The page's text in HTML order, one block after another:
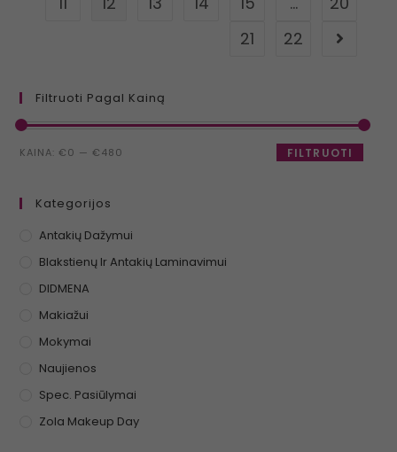
21
22
Filtruoti Pagal Kainą
FILTRUOTI
KAINA: €0 — €480
Kategorijos
Antakių Dažymui
Blakstienų Ir Antakių Laminavimui
DIDMENA
Makiažui
Mokymai
Naujienos
Spec. Pasiūlymai
Zola Makeup Day